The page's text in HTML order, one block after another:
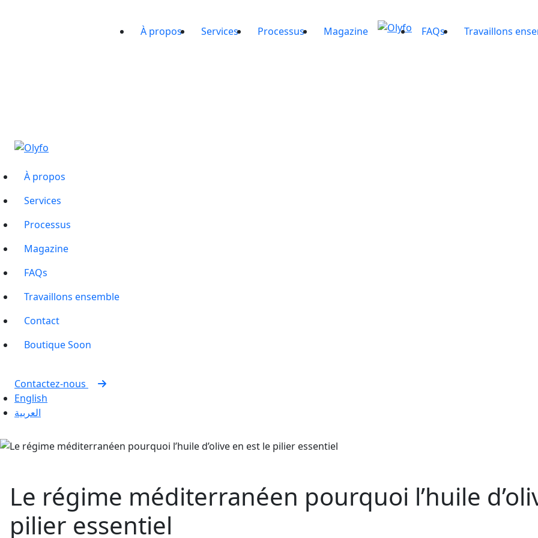
À propos Services Processus Magazine FAQs Travaillons
À propos
Services
Processus
Magazine
FAQs
Travaillons ensemble
Contact
BoutiqueSoon
Contactez-nous
English
العربية
Le régime méditerranéen pourquoi l’huile
pilier essentiel